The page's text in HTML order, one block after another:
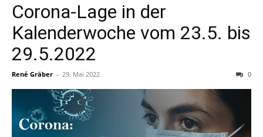
Corona-Lage in der
Kalenderwoche vom 23.5. bis
29.5.2022
René Gräber - 29. Mai 2022 0